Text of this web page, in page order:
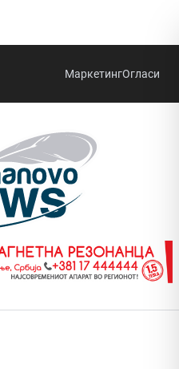
МаркетингОгласи